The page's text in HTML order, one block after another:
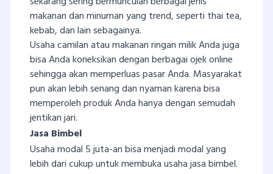
makanan dan minuman yang trend, seperti thai tea,
kebab, dan lain sebagainya.
Usaha camilan atau makanan ringan milik Anda juga
bisa Anda koneksikan dengan berbagai ojek online
sehingga akan memperluas pasar Anda. Masyarakat
pun akan lebih senang dan nyaman karena bisa
memperoleh produk Anda hanya dengan semudah
jentikan jari.
Jasa Bimbel
Usaha modal 5 juta-an bisa menjadi modal yang
lebih dari cukup untuk membuka usaha jasa bimbel.